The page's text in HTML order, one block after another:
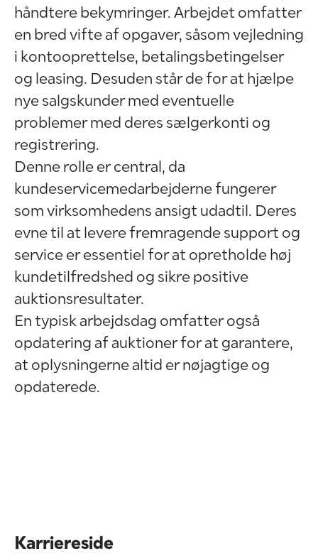
håndtere bekymringer. Arbejdet omfatter
en bred vifte af opgaver, såsom vejledning
i kontooprettelse, betalingsbetingelser
og leasing. Desuden står de for at hjælpe
nye salgskunder med eventuelle
problemer med deres sælgerkonti og
registrering.
Denne rolle er central, da
kundeservicemedarbejderne fungerer
som virksomhedens ansigt udadtil. Deres
evne til at levere fremragende support og
service er essentiel for at opretholde høj
kundetilfredshed og sikre positive
auktionsresultater.
En typisk arbejdsdag omfatter også
opdatering af auktioner for at garantere,
at oplysningerne altid er nøjagtige og
opdaterede.
Karriereside